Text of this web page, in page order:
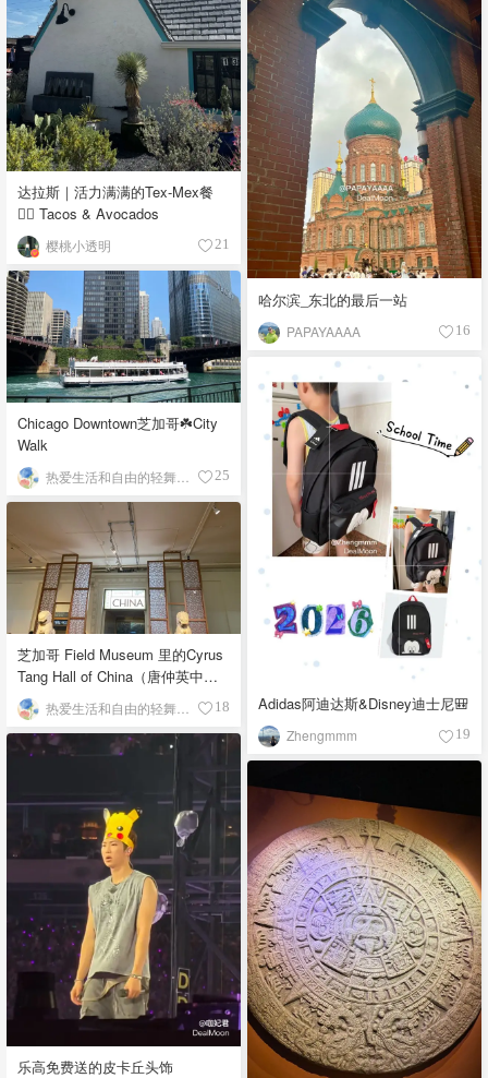
达拉斯｜活力满满的Tex-Mex餐
👉🏼 Tacos & Avocados
樱桃小透明 21
哈尔滨_东北的最后一站
PAPAYAAAA 16
Chicago Downtown芝加哥☘️City
Walk
25
Adidas阿迪达斯&Disney迪士尼🎒
Zhengmmm 19
芝加哥 Field Museum 里的Cyrus
Tang Hall of China（唐仲英中国
馆）
18
乐高免费送的皮卡丘头饰